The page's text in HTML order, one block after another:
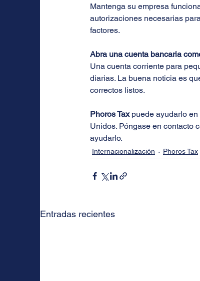
Mantenga su empresa
autorizaciones necesarias
factores.
Abra una cuenta bancaria
Una cuenta corriente para
diarias. La buena noticia es
correctos listos.
Phoros Tax puede ayudarlo en
Unidos. Póngase en contacto
ayudarlo.
Internacionalización Phoros Tax
Entradas recientes